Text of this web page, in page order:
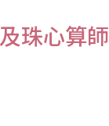
珠心算